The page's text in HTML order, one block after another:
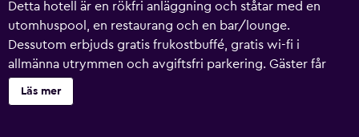
Detta hotell är en rökfri anläggning och ståtar med en
utomhuspool, en restaurang och en bar/lounge.
Dessutom erbjuds gratis frukostbuffé, gratis wi-fi i
allmänna utrymmen och avgiftsfri parkering. Gäster får
även tillgång till bekvämligheter som en snackbar/deli, en
takterrass och kaffe/te i allmänt utrymme. Felix Hotels -
Läs mer